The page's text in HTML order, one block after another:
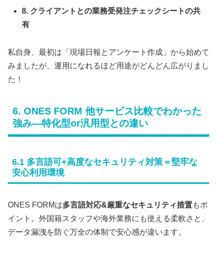
8. クライアントとの業務受発注チェックシートの共
有
私自身、最初は「現場日報とアンケート作成」から始めて
みましたが、運用になれるほど用途がどんどん広がりまし
た！
6. ONES FORM 他サービス比較でわかった
強み―特化型or汎用型との違い
6.1 多言語可+高度なセキュリティ対策＝堅牢な
安心利用環境
ONES FORMは多言語対応&厳重なセキュリティ措置もポ
イント。外国籍スタッフや海外業務にも使える柔軟さと、
データ漏洩を防ぐ万全の体制で安心感が違います。